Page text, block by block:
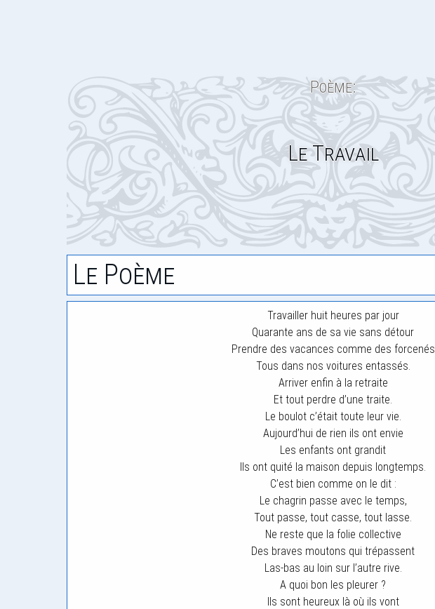
Poème:
Le Travail
Le Poème
Travailler huit heures par jour
Quarante ans de sa vie sans détour
Prendre des vacances comme des forcenés
Tous dans nos voitures entassés.
Arriver enfin à la retraite
Et tout perdre d’une traite.
Le boulot c’était toute leur vie.
Aujourd’hui de rien ils ont envie
Les enfants ont grandit
Ils ont quité la maison depuis longtemps.
C’est bien comme on le dit :
Le chagrin passe avec le temps,
Tout passe, tout casse, tout lasse.
Ne reste que la folie collective
Des braves moutons qui trépassent
Las-bas au loin sur l’autre rive.
A quoi bon les pleurer ?
Ils sont heureux là où ils vont